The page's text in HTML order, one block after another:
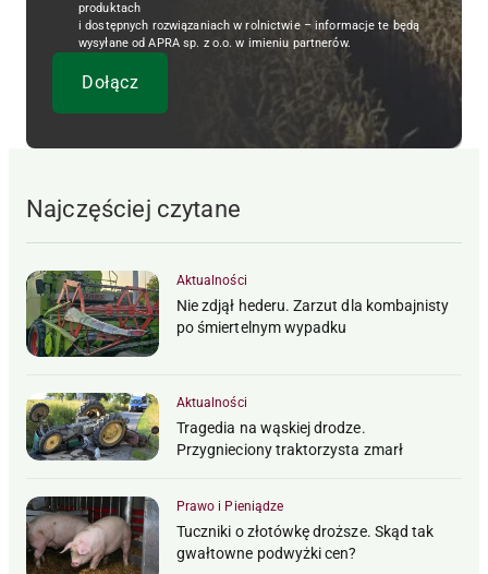
produktach
i dostępnych rozwiązaniach w rolnictwie – informacje te będą
wysyłane od APRA sp. z o.o. w imieniu partnerów.
Najczęściej czytane
Aktualności
Nie zdjął hederu. Zarzut dla kombajnisty
po śmiertelnym wypadku
Aktualności
Tragedia na wąskiej drodze.
Przygnieciony traktorzysta zmarł
Prawo i Pieniądze
Tuczniki o złotówkę droższe. Skąd tak
gwałtowne podwyżki cen?